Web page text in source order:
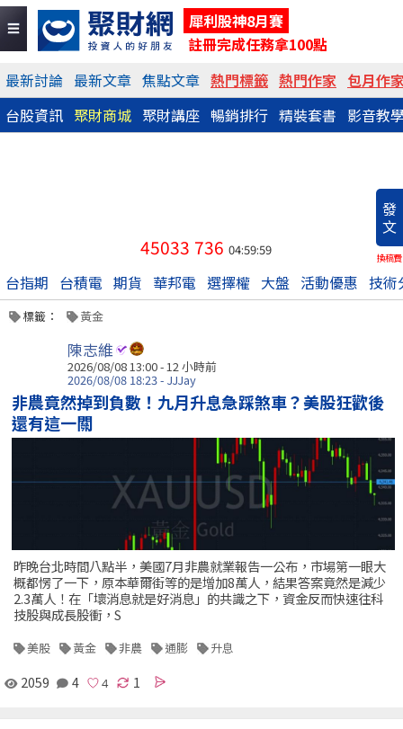
犀利股神8月賽
註冊完成任務拿100點
最新討論 最新文章 焦點文章 熱門標籤 熱門作家 包月作
台股資訊 聚財商城 聚財講座 暢銷排行 精裝套書 影音教
發
文
換稿費
45033 736 04:59:59
台指期 台積電 期貨 華邦電 選擇權 大盤 活動優惠 技術
標籤： 黃金
陳志維
2026/08/08 13:00 -12 小時前
2026/08/08 18:23 - JJJay
非農竟然掉到負數！九月升息急踩煞車？美股狂歡後
還有這一關
昨晚台北時間八點半，美國7月非農就業報告一公布，市場第一眼大
概都愣了一下，原本華爾街等的是增加8萬人，結果答案竟然是減少
2.3萬人！在「壞消息就是好消息」的共識之下，資金反而快速往科
技股與成長股衝，S
美股 黃金 非農 通膨 升息
2059 4 1